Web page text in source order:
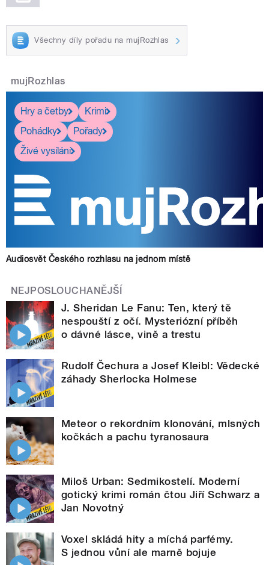
Všechny díly pořadu na mujRozhlas
mujRozhlas
Hry a četby
Krimi
Pohádky
Pořady
Živé vysílání
Audiosvět Českého rozhlasu na jednom místě
NEJPOSLOUCHANĚJŠÍ
J. Sheridan Le Fanu: Ten, který tě
nespouští z očí. Mysteriózní příběh
o dávné lásce, vině a trestu
Rudolf Čechura a Josef Kleibl: Vědecké
záhady Sherlocka Holmese
Meteor o rekordním klonování, mlsných
kočkách a pachu tyranosaura
Miloš Urban: Sedmikostelí. Moderní
gotický krimi román čtou Jiří Schwarz a
Jan Novotný
Voxel skládá hity a míchá parfémy.
S jednou vůní ale marně bojuje